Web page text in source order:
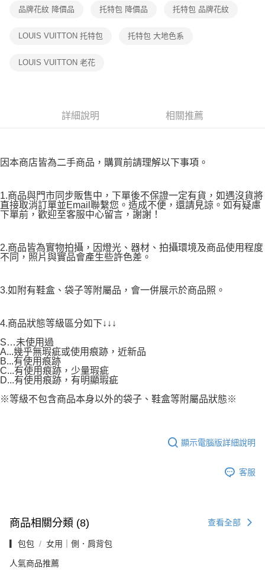
https://aftee.tw/terms/#terms3
３．未成年的使用者請事先徵得法定代理人或監護人之同意方可使用
任。
時審查核予不同之上限額度；若仍有額度不足之情形，本公司將視審查結果
請求用戶進行身份認證。
品牌花紋 降價品 托特包 降價品 托特包 品牌花紋
LOUIS VUITTON 托特包 托特包 大地色系
LOUIS VUITTON 老花
詳細說明 相關推薦
因本商店皆為二手商品，購買前請理解以下事項。
1.商品與門市同步販售中，下單後不保證一定有貨，如遇沒貨將
直接取消訂單並Email聯繫您。造成不便，還請見諒。如有疑慮
下單前，歡迎至客服中心留言，謝謝！
2.商品皆為實物拍攝，因燈光、器材、拍攝環境及商品使用程度
不同，照片與實品會產生些許色差。
3.如附有鞋盒、袋子等附屬品，會一併展示於商品照。
4.商品狀態等級區分如下↓↓↓
S…未使用過
A...幾乎無瑕疵或使用痕跡，近新品
B...有使用痕跡
C...有使用痕跡，少量瑕疵
D...有使用痕跡，有明顯瑕疵
※等級不包含商品本身以外的袋子、鞋盒等附屬品狀態※
顯示電腦版詳細說明
客服
商品相關分類 (8) 查看全部
▎包包 女用｜側．肩背包
人氣商品推薦